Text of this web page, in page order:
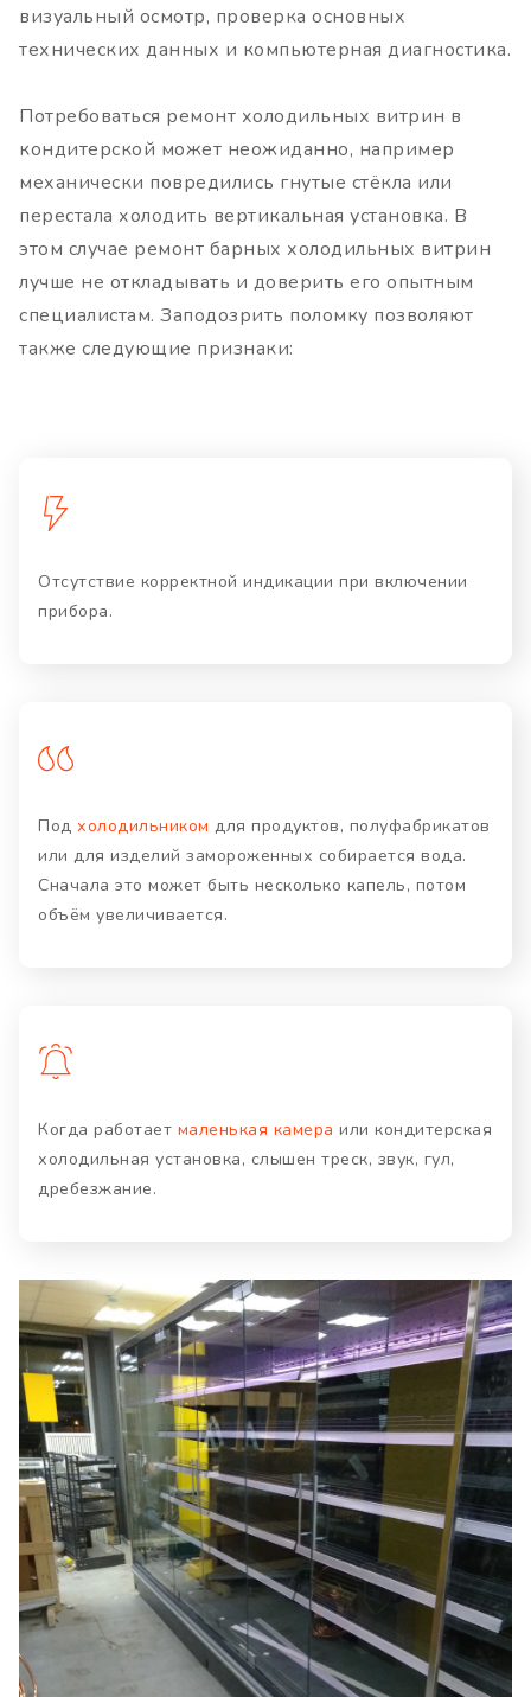
визуальный осмотр, проверка основных
технических данных и компьютерная диагностика.
Потребоваться ремонт холодильных витрин в
кондитерской может неожиданно, например
механически повредились гнутые стёкла или
перестала холодить вертикальная установка. В
этом случае ремонт барных холодильных витрин
лучше не откладывать и доверить его опытным
специалистам. Заподозрить поломку позволяют
также следующие признаки:
Отсутствие корректной индикации при включении
прибора.
Под холодильником для продуктов, полуфабрикатов
или для изделий замороженных собирается вода.
Сначала это может быть несколько капель, потом
объём увеличивается.
Когда работает маленькая камера или кондитерская
холодильная установка, слышен треск, звук, гул,
дребезжание.